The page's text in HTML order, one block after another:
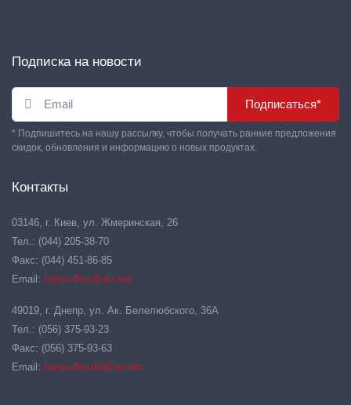
Подписка на новости
Подписаться*
* Подпишитесь на нашу рассылку, чтобы получать ранние предложения
скидок, обновления и информацию о новых продуктах.
Контакты
03146, г. Киев, ул. Жмеринская, 26
Тел.: (044) 205-38-70
Факс: (044) 451-86-85
Email: hansa-flex@ukr.net
49019, г. Днепр, ул. Ак. Белелюбского, 36А
Тел.: (056) 375-93-23
Факс: (056) 375-93-63
Email: hansa-flexdn@ukr.net